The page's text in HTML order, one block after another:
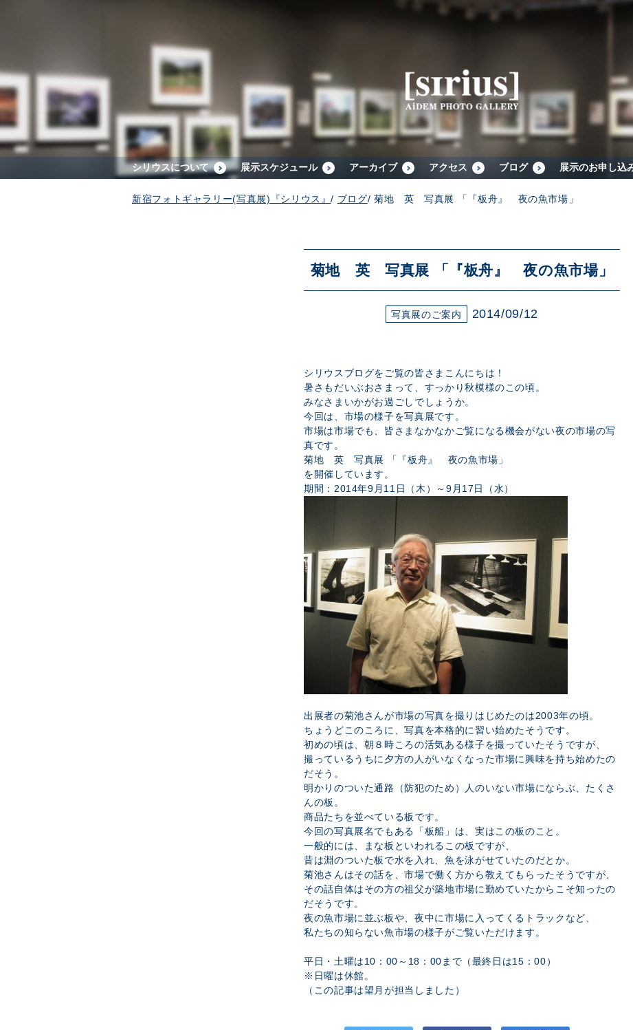
シリウスについて 展示スケジュール アーカイブ アクセス ブログ 展示のお申し込
新宿フォトギャラリー(写真展)『シリウス』/ ブログ/ 菊地 英 写真展 「『板舟』 夜の魚市場」
菊地 英 写真展 「『板舟』 夜の魚市場」
写真展のご案内 2014/09/12
シリウスブログをご覧の皆さまこんにちは！
暑さもだいぶおさまって、すっかり秋模様のこの頃。
みなさまいかがお過ごしでしょうか。
今回は、市場の様子を写真展です。
市場は市場でも、皆さまなかなかご覧になる機会がない夜の市場の写
真です。
菊地 英 写真展 「『板舟』 夜の魚市場」
を開催しています。
期間：2014年9月11日（木）～9月17日（水）
出展者の菊池さんが市場の写真を撮りはじめたのは2003年の頃。
ちょうどこのころに、写真を本格的に習い始めたそうです。
初めの頃は、朝８時ころの活気ある様子を撮っていたそうですが、
撮っているうちに夕方の人がいなくなった市場に興味を持ち始めたの
だそう。
明かりのついた通路（防犯のため）人のいない市場にならぶ、たくさ
んの板。
商品たちを並べている板です。
今回の写真展名でもある「板船」は、実はこの板のこと。
一般的には、まな板といわれるこの板ですが、
昔は淵のついた板で水を入れ、魚を泳がせていたのだとか。
菊池さんはその話を、市場で働く方から教えてもらったそうですが、
その話自体はその方の祖父が築地市場に勤めていたからこそ知ったの
だそうです。
夜の魚市場に並ぶ板や、夜中に市場に入ってくるトラックなど、
私たちの知らない魚市場の様子がご覧いただけます。
平日・土曜は10：00～18：00まで（最終日は15：00）
※日曜は休館。
（この記事は望月が担当しました）
展示スケジュール
アーカイブ
ブログ
展示のお申し込み